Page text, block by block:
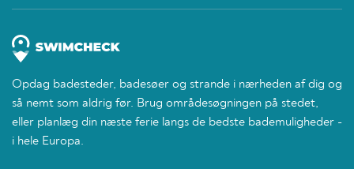
Opdag badesteder, badesøer og strande i nærheden af dig og
så nemt som aldrig før. Brug områdesøgningen på stedet,
eller planlæg din næste ferie langs de bedste bademuligheder -
i hele Europa.